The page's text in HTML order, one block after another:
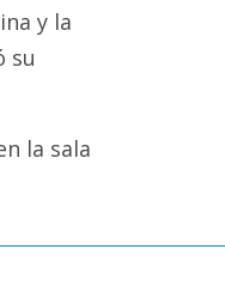
y la
su
la sala